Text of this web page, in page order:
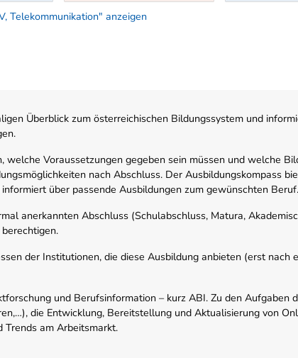
Telekommunikation" anzeigen
Überblick zum österreichischen Bildungssystem und
Voraussetzungen gegeben sein müssen und welche
nach Abschluss. Der Ausbildungskompass
über passende Ausbildungen zum gewünschten Beruf.
anerkannten Abschluss (Schulabschluss, Matura,
der Institutionen, die diese Ausbildung anbieten (erst nach
und Berufsinformation – kurz ABI. Zu den Aufgaben
die Entwicklung, Bereitstellung und Aktualisierung von
Trends am Arbeitsmarkt.